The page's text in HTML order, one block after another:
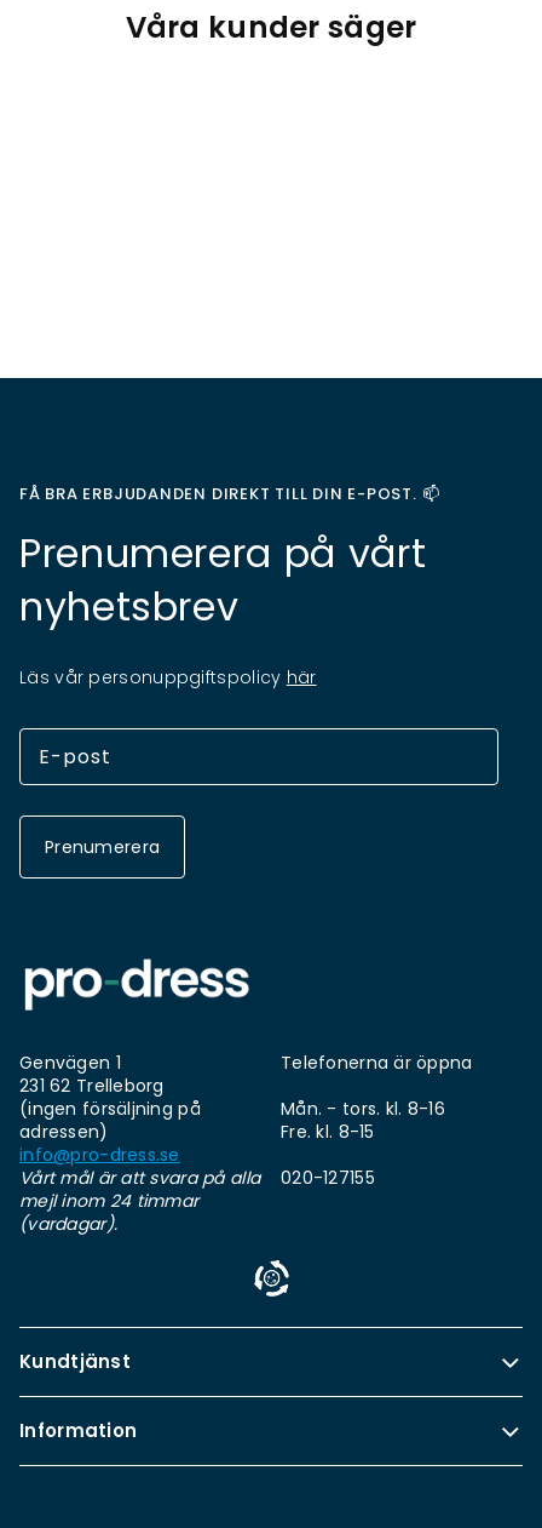
Våra kunder säger
FÅ BRA ERBJUDANDEN DIREKT TILL DIN E-POST. 📫
Prenumerera på vårt
nyhetsbrev
Läs vår personuppgiftspolicy här
Prenumerera
Genvägen 1
231 62 Trelleborg
(ingen försäljning på
adressen)
info@pro-dress.se
Vårt mål är att svara på alla
mejl inom 24 timmar
(vardagar).
Telefonerna är öppna
Mån. - tors. kl. 8-16
Fre. kl. 8-15
020-127155
Kundtjänst
Information